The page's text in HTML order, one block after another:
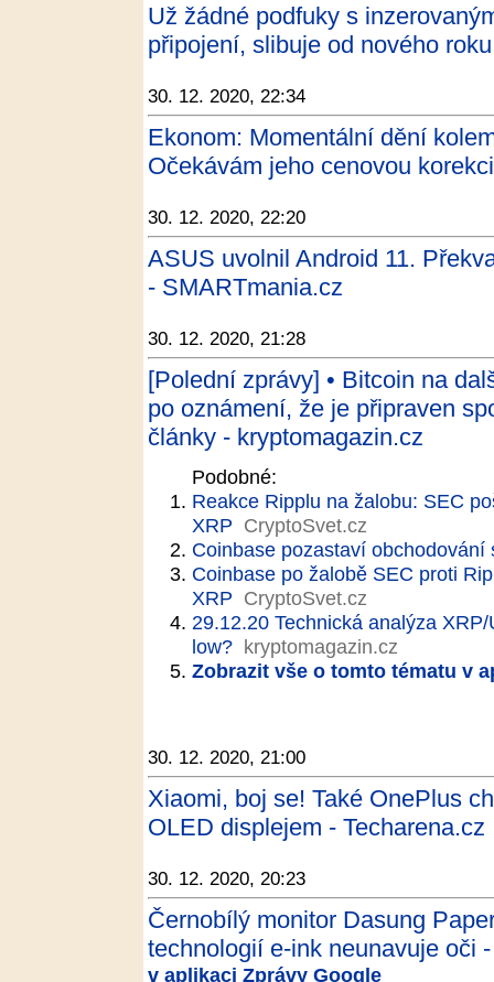
Už žádné podfuky s
připojení, slibuje od nového
30. 12. 2020, 22:34
Ekonom: Momentální dění
Očekávám jeho cenovou
30. 12. 2020, 22:20
ASUS uvolnil Android 11.
- SMARTmania.cz
30. 12. 2020, 21:28
[Polední zprávy] • Bitcoin na
po oznámení, že je připraven
články - kryptomagazin.cz
Podobné:
Reakce Ripplu na žalobu: SEC
XRP CryptoSvet.cz
Coinbase pozastaví obchodování
Coinbase po žalobě SEC proti
XRP CryptoSvet.cz
29.12.20 Technická analýza
low? kryptomagazin.cz
Zobrazit vše o tomto tématu v
30. 12. 2020, 21:00
Xiaomi, boj se! Také OnePlus
OLED displejem - Techarena.cz
30. 12. 2020, 20:23
Černobílý monitor Dasung
technologií e-ink neunavuje oči
v aplikaci Zprávy Google